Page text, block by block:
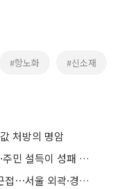
#항노화 #신소재
처방의 명암
정부 공급카드 임박…서울시 협의·주민 설득이 성패 가른다
강남·서초 아파트값 오름폭 보합 근접⋯서울 외곽·경기 남부 중심 매수세